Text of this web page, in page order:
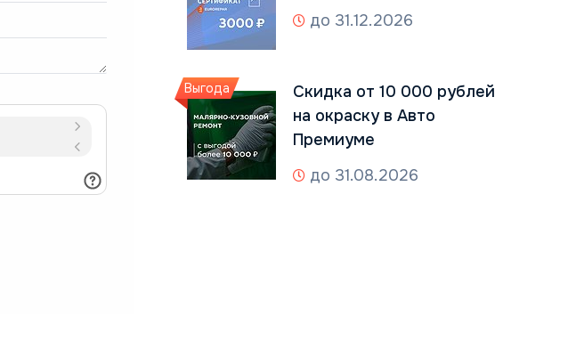
до 31.12.2026
Выгода
Скидка от 10 000 рублей
на окраску в Авто
Премиуме
до 31.08.2026